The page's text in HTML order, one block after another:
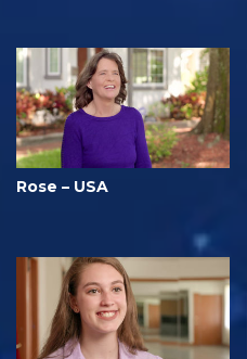
Rose – USA